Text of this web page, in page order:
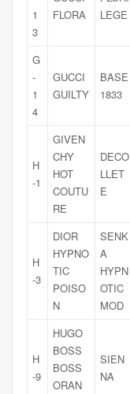
1
3
FLORA
LEGE
G
-
1
4
GUCCI
GUILTY
BASE
1833
H
-1
GIVEN
CHY
HOT
COUTU
RE
DECO
LLET
E
H
-3
DIOR
HYPNO
TIC
POISO
N
SENK
A
HYPN
OTIC
MOD
H
-9
HUGO
BOSS
BOSS
ORAN
SIEN
NA